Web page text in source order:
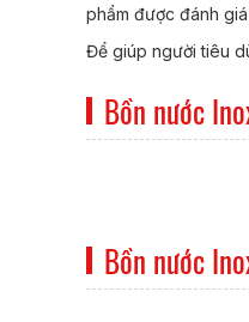
phẩm được đánh
Để giúp người tiêu
Bồn nước
Bồn nước